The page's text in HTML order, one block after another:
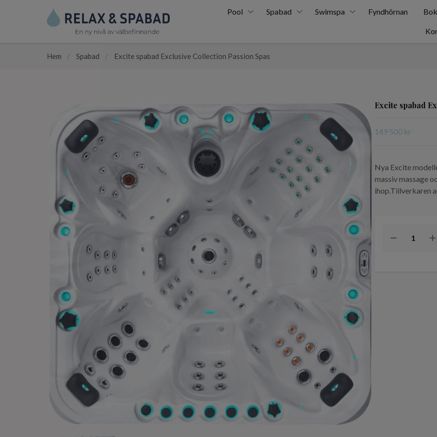
Pool Spabad Swimspa Fyndhörnan
Hem / Spabad / Excite spabad Exclusive Collection Passion Spas
Excite spabad
149 500 kr
Nya Excite
massiv massage
ihop.Tillverkaren